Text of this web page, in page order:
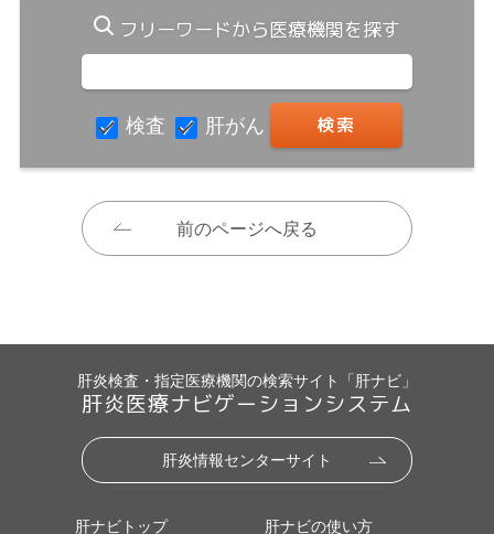
フリーワードから医療機関を探す
検査 肝がん
前のページへ戻る
肝炎検査・指定医療機関の検索サイト「肝ナビ」
肝炎医療ナビゲーションシステム
肝炎情報センターサイト
肝ナビトップ 肝ナビの使い方